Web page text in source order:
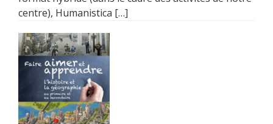
centre), Humanistica […]